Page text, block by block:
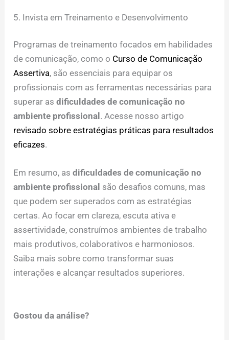
5. Invista em Treinamento e Desenvolvimento
Programas de treinamento focados em habilidades
de comunicação, como o Curso de Comunicação
Assertiva, são essenciais para equipar os
profissionais com as ferramentas necessárias para
superar asdificuldades de comunicação no
ambiente profissional . Acesse nosso artigo
revisado sobre estratégias práticas para resultados
eficazes.
Em resumo, asdificuldades de comunicação no
ambiente profissional são desafios comuns, mas
que podem ser superados com as estratégias
certas. Ao focar em clareza, escuta ativa e
assertividade, construímos ambientes de trabalho
mais produtivos, colaborativos e harmoniosos.
Saiba mais sobre como transformar suas
interações e alcançar resultados superiores.
Gostou da análise?